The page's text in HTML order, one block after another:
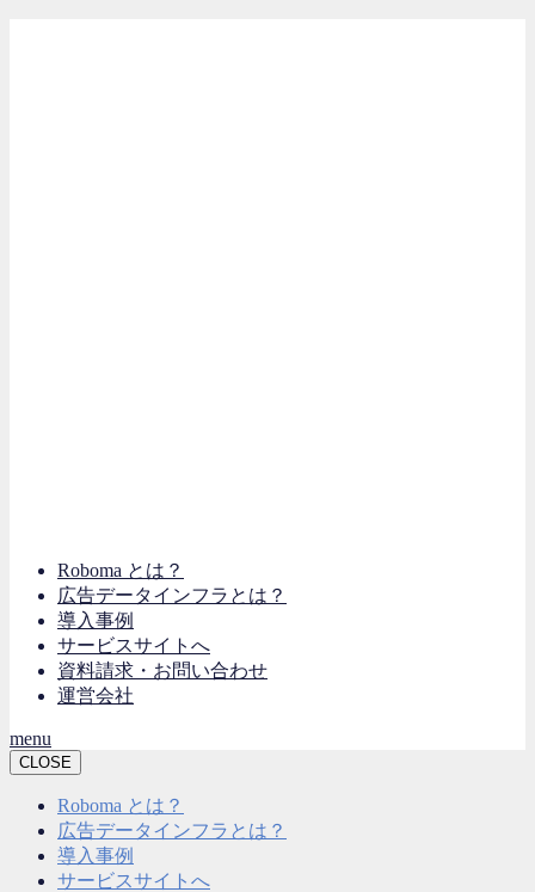
Roboma とは？
広告データインフラとは？
導入事例
サービスサイトへ
資料請求・お問い合わせ
運営会社
menu
CLOSE
Roboma とは？
広告データインフラとは？
導入事例
サービスサイトへ